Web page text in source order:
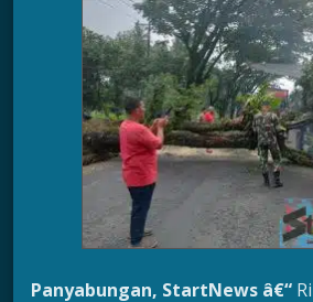
Panyabungan, StartNews â€“